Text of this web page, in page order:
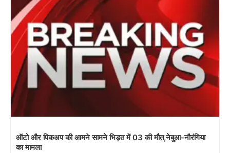
ऑटो और पिकअप की आमने सामने भिड़त में 03 की मौत,नेबुआ-नौरंगिया
का मामला